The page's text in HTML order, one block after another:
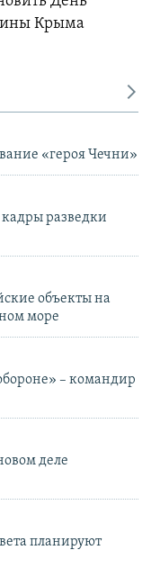
Крыма
«героя Чечни»
кадры разведки
объекты на
море
– командир
деле
планируют